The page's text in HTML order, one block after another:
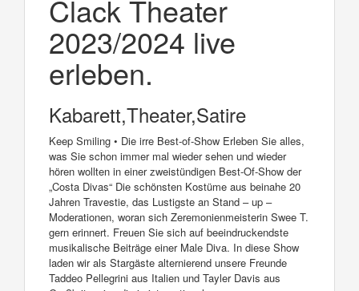
Clack Theater
2023/2024 live
erleben.
Kabarett,Theater,Satire
Keep Smiling • Die irre Best-of-Show Erleben Sie alles,
was Sie schon immer mal wieder sehen und wieder
hören wollten in einer zweistündigen Best-Of-Show der
„Costa Divas“ Die schönsten Kostüme aus beinahe 20
Jahren Travestie, das Lustigste an Stand – up –
Moderationen, woran sich Zeremonienmeisterin Swee T.
gern erinnert. Freuen Sie sich auf beeindruckendste
musikalische Beiträge einer Male Diva. In diese Show
laden wir als Stargäste alternierend unsere Freunde
Taddeo Pellegrini aus Italien und Tayler Davis aus